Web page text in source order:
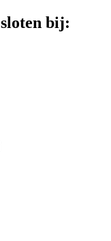
bij: